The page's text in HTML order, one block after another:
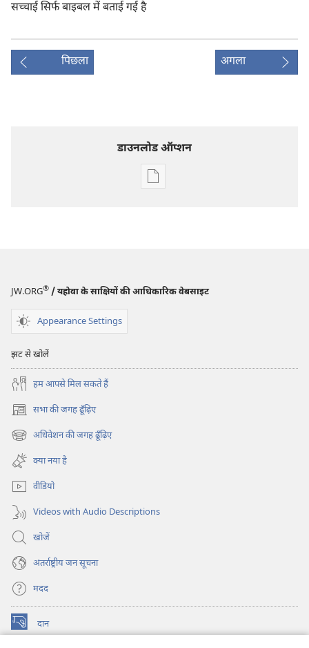
सच्चाई सिर्फ बाइबल में बताई गई है
पिछला अगला
डाउनलोड ऑप्शन
डिजिटल
अध्ययन
JW.ORG® / यहोवा के साक्षियों की आधिकारिक वेबसाइट
Appearance Settings
झट से खोलें
हम आपसे मिल सकते हैं
सभा की जगह ढूँढ़िए
(opens
new
window)
अधिवेशन की जगह ढूँढ़िए
(opens
new
window)
क्या नया है
वीडियो
Videos with Audio Descriptions
खोजें
अंतर्राष्ट्रीय जन सूचना
मदद
दान
(opens